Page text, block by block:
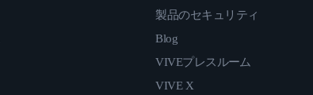
製品のセキュリティ
Blog
VIVEプレスルーム
VIVE X